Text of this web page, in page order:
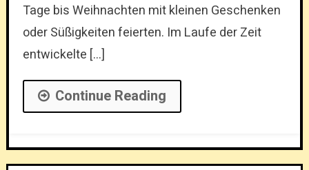
Tage bis Weihnachten mit kleinen Geschenken
oder Süßigkeiten feierten. Im Laufe der Zeit
entwickelte […]
Continue Reading